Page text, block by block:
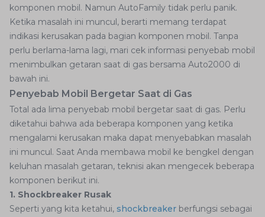
komponen mobil. Namun AutoFamily tidak perlu panik.
Ketika masalah ini muncul, berarti memang terdapat
indikasi kerusakan pada bagian komponen mobil. Tanpa
perlu berlama-lama lagi, mari cek informasi penyebab mobil
menimbulkan getaran saat di gas bersama Auto2000 di
bawah ini.
Penyebab Mobil Bergetar Saat di Gas
Total ada lima penyebab mobil bergetar saat di gas. Perlu
diketahui bahwa ada beberapa komponen yang ketika
mengalami kerusakan maka dapat menyebabkan masalah
ini muncul. Saat Anda membawa mobil ke bengkel dengan
keluhan masalah getaran, teknisi akan mengecek beberapa
komponen berikut ini.
1. Shockbreaker Rusak
Seperti yang kita ketahui, shockbreaker berfungsi sebagai